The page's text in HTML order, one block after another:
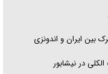
بین ایران و اندونزی